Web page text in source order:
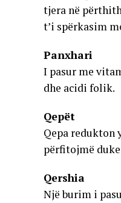
tjera në
t’i spërkasim
Panxhari
I pasur me
dhe acidi folik.
Qepët
Qepa redukton
përfitojmë
Qershia
Një burim i